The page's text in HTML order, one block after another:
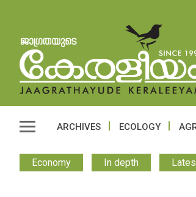
ARCHIVES ECOLOGY
Economy In depth